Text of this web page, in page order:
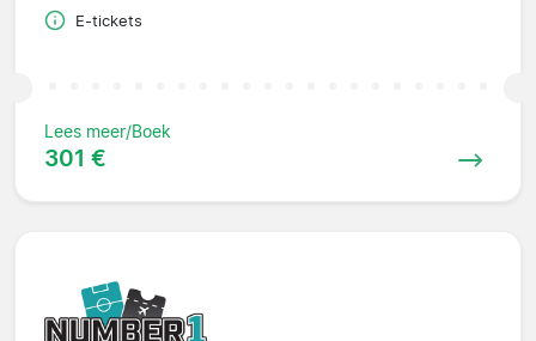
E-tickets
Lees meer/Boek
301 €